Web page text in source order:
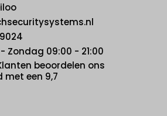
Zondag 09:00 - 21:00
Klanten beoordelen ons
met een 9,7